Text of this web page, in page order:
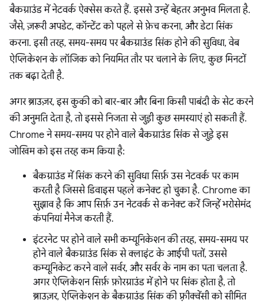
बैकग्राउंड में नेटवर्क ऐक्सेस करते हैं. इससे उन्हें बेहतर अनुभव मिलता है.
जैसे, ज़रूरी अपडेट, कॉन्टेंट को पहले से फ़ेच करना, और डेटा सिंक
करना. इसी तरह, समय-समय पर बैकग्राउंड सिंक होने की सुविधा, वेब
ऐप्लिकेशन के लॉजिक को नियमित तौर पर चलाने के लिए, कुछ मिनटों
तक बढ़ा देती है.
अगर ब्राउज़र, इस कुकी को बार-बार और बिना किसी पाबंदी के सेट करने
की अनुमति देता है, तो इससे निजता से जुड़ी कुछ समस्याएं हो सकती हैं.
Chrome ने समय-समय पर होने वाले बैकग्राउंड सिंक से जुड़े इस
जोखिम को इस तरह कम किया है:
बैकग्राउंड में सिंक करने की सुविधा सिर्फ़ उस नेटवर्क पर काम
करती है जिससे डिवाइस पहले कनेक्ट हो चुका है. Chrome का
सुझाव है कि आप सिर्फ़ उन नेटवर्क से कनेक्ट करें जिन्हें भरोसेमंद
कंपनियां मैनेज करती हैं.
इंटरनेट पर होने वाले सभी कम्यूनिकेशन की तरह, समय-समय पर
होने वाले बैकग्राउंड सिंक से क्लाइंट के आईपी पतों, उससे
कम्यूनिकेट करने वाले सर्वर, और सर्वर के नाम का पता चलता है.
अगर ऐप्लिकेशन सिर्फ़ फ़ोरग्राउंड में होने पर सिंक होता है, तो
ब्राउज़र, ऐप्लिकेशन के बैकग्राउंड सिंक की फ़्रीक्वेंसी को सीमित